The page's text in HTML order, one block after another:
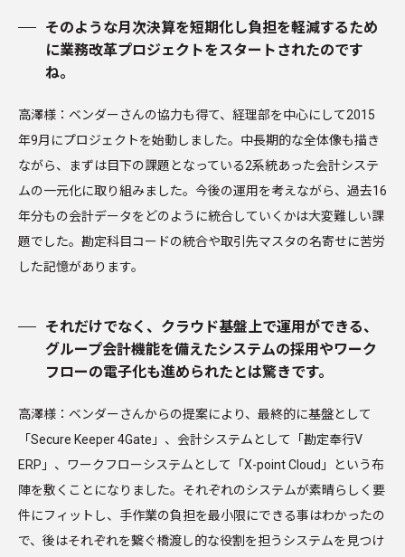
そのような月次決算を短期化し負担を軽減するため
に業務改革プロジェクトをスタートされたのです
ね。
高澤様：ベンダーさんの協力も得て、経理部を中心にして2015
年9月にプロジェクトを始動しました。中長期的な全体像も描き
ながら、まずは目下の課題となっている2系統あった会計システ
ムの一元化に取り組みました。今後の運用を考えながら、過去16
年分もの会計データをどのように統合していくかは大変難しい課
題でした。勘定科目コードの統合や取引先マスタの名寄せに苦労
した記憶があります。
それだけでなく、クラウド基盤上で運用ができる、
グループ会計機能を備えたシステムの採用やワーク
フローの電子化も進められたとは驚きです。
高澤様：ベンダーさんからの提案により、最終的に基盤として
「Secure Keeper 4Gate」、会計システムとして「勘定奉行V
ERP」、ワークフローシステムとして「X-point Cloud」という布
陣を敷くことになりました。それぞれのシステムが素晴らしく要
件にフィットし、手作業の負担を最小限にできる事はわかったの
で、後はそれぞれを繋ぐ橋渡し的な役割を担うシステムを見つけ